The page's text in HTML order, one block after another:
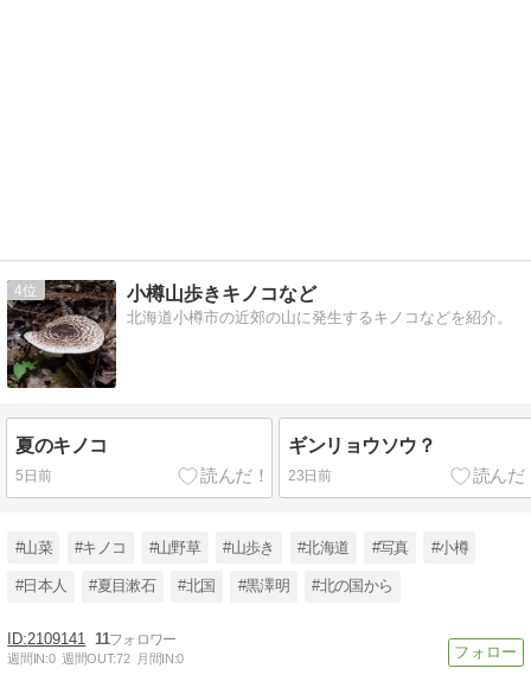
4 小樽山歩きキノコなど
北海道小樽市の近郊の山に発生するキノコなどを紹介。
夏のキノコ
5日前
ギンリョウソウ？
23日前
#山菜 #キノコ #山野草 #山歩き #北海道 #写真 #小樽
#日本人 #夏目漱石 #北国 #黒澤明 #北の国から
2109141 11
週間IN:0 週間OUT:72 月間IN:0